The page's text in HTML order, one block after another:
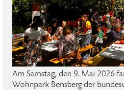
Am Samstag, den 9. Mai 2026
Wohnpark Bensberg der